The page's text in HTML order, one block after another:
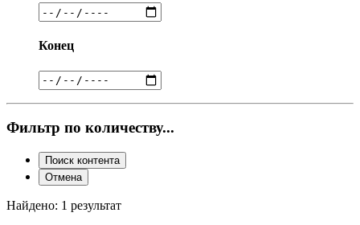
Конец
Фильтр по количеству...
Поиск контента
Отмена
Найдено: 1 результат